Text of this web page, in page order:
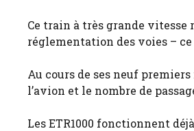
Ce train à très grande vitesse
réglementation des voies –
Au cours de ses neuf
l’avion et le nombre de
Les ETR1000 fonctionnent